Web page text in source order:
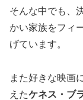
そんな中でも、
かい家族をフィ
げています。
また好きな映画
えたケネス・ブ